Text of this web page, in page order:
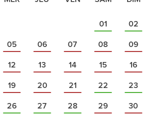
01
02
05 06 07 08
09
12 13 14 15
16
19 20 21 22
23
26 27 28 29
30